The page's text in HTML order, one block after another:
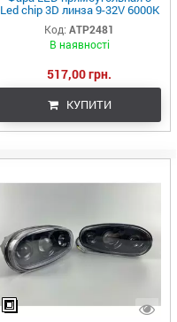
Led chip 3D линза 9-32V 6000К
IP67 led chip 3030 желтый и
белый свет+ габаритный свет
Код: ATP2481
В наявності
517,00 грн.
КУПИТИ